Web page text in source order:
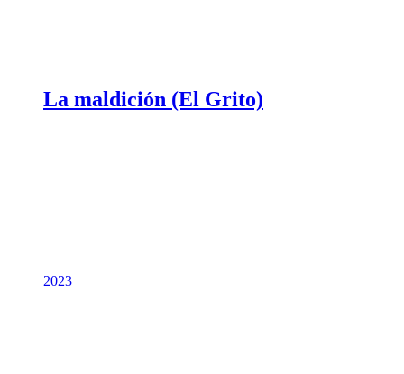
La maldición (El Grito)
2023